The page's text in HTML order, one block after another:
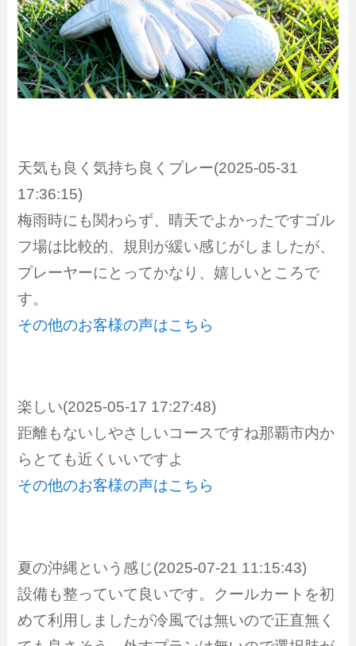
天気も良く気持ち良くプレー(2025-05-31
17:36:15)
梅雨時にも関わらず、晴天でよかったですゴル
フ場は比較的、規則が緩い感じがしましたが、
プレーヤーにとってかなり、嬉しいところで
す。
その他のお客様の声はこちら
楽しい(2025-05-17 17:27:48)
距離もないしやさしいコースですね那覇市内か
らとても近くいいですよ
その他のお客様の声はこちら
夏の沖縄という感じ(2025-07-21 11:15:43)
設備も整っていて良いです。クールカートを初
めて利用しましたが冷風では無いので正直無く